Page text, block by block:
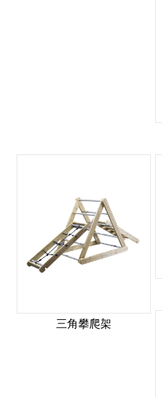
三角攀爬架